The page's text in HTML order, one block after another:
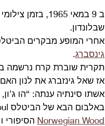
שבלונדון.
אחרי המופע מבקרים
גינסברג.
תקרית שוברת קרח נרשמה
אז שאל גינזברג את לנון
אשתו סינתיה ענתה: “הו
באלבום הבא של הביטלס Rubber Soul דילן נוכח לגמרי. הביטלס פולקים מאי פעם עם
Norwegian Wood הסיפורי ו